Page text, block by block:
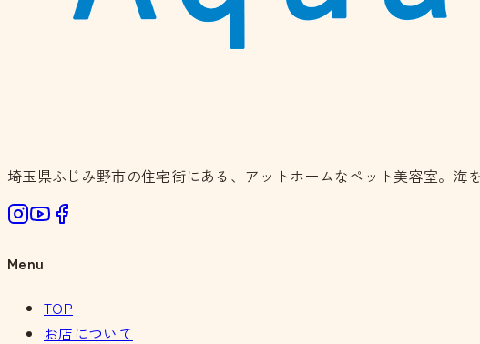
埼玉県ふじみ野市の住宅街にある、アットホームなペット美容室。海
Menu
TOP
お店について